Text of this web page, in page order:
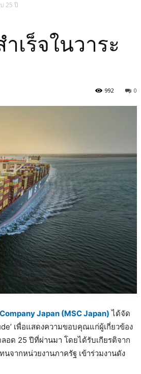
25 ปี
เร็จในวาระ
0
992
Japan (MSC Japan) ได้จัด
เพื่อแสดงความขอบคุณแก่ผู้เกี่ยวข้อง
ด 25 ปีที่ผ่านมา โดยได้รับเกียรติจาก
จากหน่วยงานภาครัฐ เข้าร่วมงานดัง